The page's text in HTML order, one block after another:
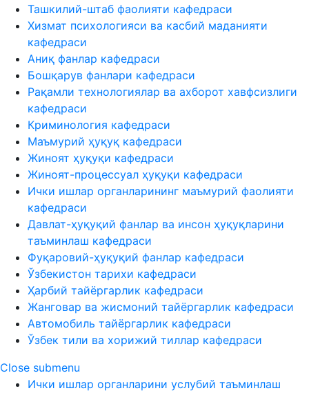
Ташкилий-штаб фаолияти кафедраси
Хизмат психологияси ва касбий маданияти
кафедраси
Аниқ фанлар кафедраси
Бошқарув фанлари кафедраси
Рақамли технологиялар ва ахборот хавфсизлиги
кафедраси
Криминология кафедраси
Маъмурий ҳуқуқ кафедраси
Жиноят ҳуқуқи кафедраси
Жиноят-процессуал ҳуқуқи кафедраси
Ички ишлар органларининг маъмурий фаолияти
кафедраси
Давлат-ҳуқуқий фанлар ва инсон ҳуқуқларини
таъминлаш кафедраси
Фуқаровий-ҳуқуқий фанлар кафедраси
Ўзбекистон тарихи кафедраси
Ҳарбий тайёргарлик кафедраси
Жанговар ва жисмоний тайёргарлик кафедраси
Автомобиль тайёргарлик кафедраси
Ўзбек тили ва хорижий тиллар кафедраси
Close submenu
Ички ишлар органларини услубий таъминлаш